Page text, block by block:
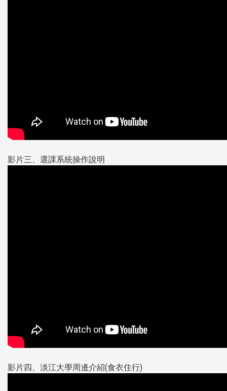
影片三、選課系統操作說明
影片四、淡江大學周邊介紹(食衣住行)